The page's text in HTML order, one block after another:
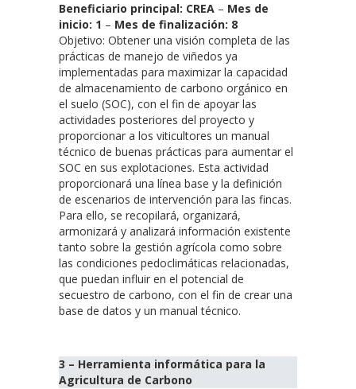
Beneficiario principal: CREA – Mes de
inicio: 1 – Mes de finalización: 8
Objetivo: Obtener una visión completa de las
prácticas de manejo de viñedos ya
implementadas para maximizar la capacidad
de almacenamiento de carbono orgánico en
el suelo (SOC), con el fin de apoyar las
actividades posteriores del proyecto y
proporcionar a los viticultores un manual
técnico de buenas prácticas para aumentar el
SOC en sus explotaciones. Esta actividad
proporcionará una línea base y la definición
de escenarios de intervención para las fincas.
Para ello, se recopilará, organizará,
armonizará y analizará información existente
tanto sobre la gestión agrícola como sobre
las condiciones pedoclimáticas relacionadas,
que puedan influir en el potencial de
secuestro de carbono, con el fin de crear una
base de datos y un manual técnico.
3 – Herramienta informática para la
Agricultura de Carbono